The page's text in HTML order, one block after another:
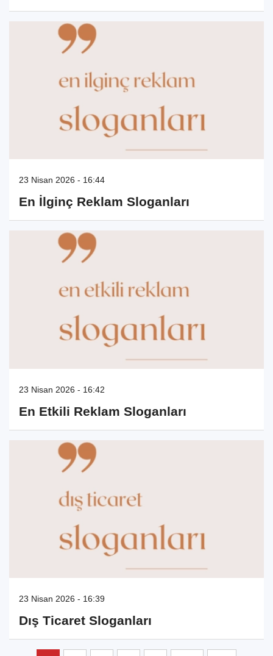
23 Nisan 2026 - 16:44
En İlginç Reklam Sloganları
23 Nisan 2026 - 16:42
En Etkili Reklam Sloganları
23 Nisan 2026 - 16:39
Dış Ticaret Sloganları